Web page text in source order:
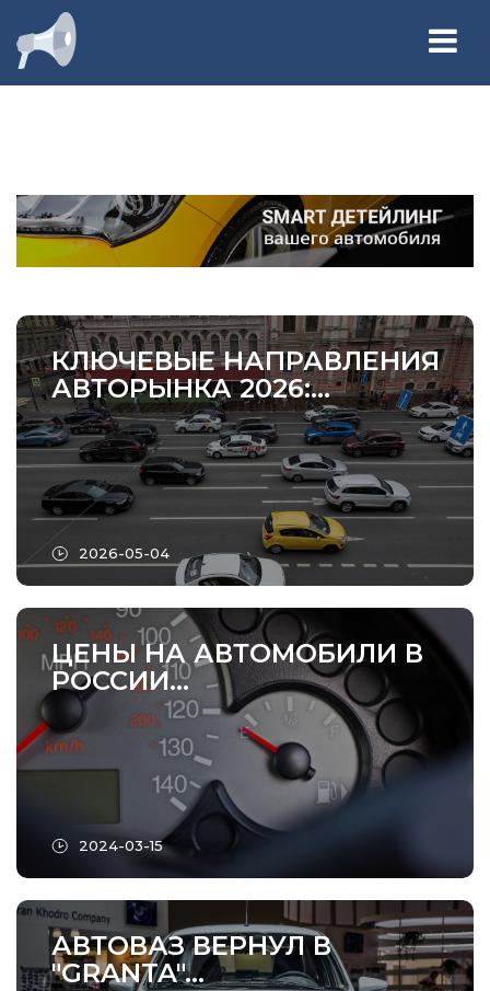
Редакция
Реклама
КЛЮЧЕВЫЕ НАПРАВЛЕНИЯ
АВТОРЫНКА 2026:...
2026-05-04
ЦЕНЫ НА АВТОМОБИЛИ В
РОССИИ...
2024-03-15
АВТОВАЗ ВЕРНУЛ В
"GRANTA"...